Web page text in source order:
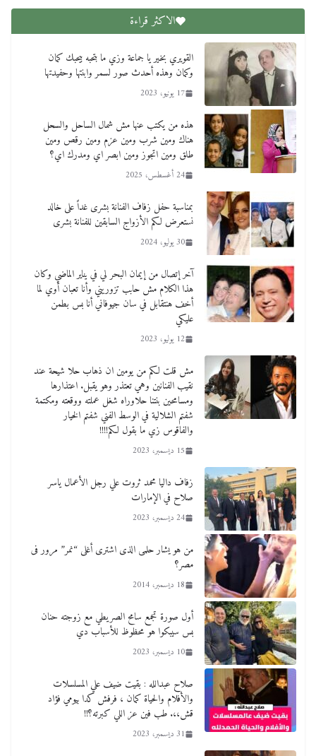
الاكثر قراءة
القويري بخير يا جماعة وزي ما بتحبه بيحبك كمان
وكمان وهذه أحدث صور لسمر وابنتها وحفيدتها
17 يونيو، 2023
هذه من يكتب عنها مش شمال الساحل والسحل
هناك ومين شرب ومين عزم ومين رقص ومين
طلق ومين اتجوز ومين ابصر اي ومدرك اي؟
24 أغسطس، 2025
بمناسبة حفل زفاف الفنانة بشرى غداً على خالد
نستعرض لكم الأزواج السابقين للفنانة بشرى
30 يوليو، 2024
آخر إتصال من إيمان البحر لي في يناير الماضي وكان
هذا الكلام مش حابب تزوريني وأنا تعبان أوي لما
أخف هنتقابل في سان جيوفاني أنا بس بطمن
عليكي
12 يوليو، 2023
مش قلت لكم من يومين ان ذهاب حلا شيحة عند
نقيب الفنانين وهي تعتذر وهو يقبل. اعتذارها
ومسامحين بنتنا حلاوراه شغل عملته ووقعته ومكتمة
شفتم الشلالية في الوسط الفني شفتم الخيار
والفاقوس زي ما بقول لكم!!!!
15 ديسمبر، 2023
زفاف داليا محمد ثروت علي رجل الأعمال ياسر
صلاح في الإمارات
24 ديسمبر، 2023
من هو يشار حلمى الذى اشترى أغلى “نمر” مرور فى
مصر؟
18 ديسمبر، 2014
أول صورة تجمع سامح الصريطي مع زوجته حنان
بس سيبكوا هو محظوظ للأسباب دي
10 ديسمبر، 2023
صلاح عبدالله : بقيت ضيف علي المسلسلات
والأفلام والحياة كمان ، فرفش كدا بيومي فؤاد
قش،،. طب فين عز اللي كبرته؟!!
31 ديسمبر، 2023